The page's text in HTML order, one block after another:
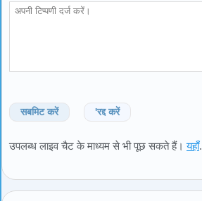
सबमिट करें 'रद्द करें
उपलब्ध लाइव चैट के माध्यम से भी पूछ सकते हैं।यहाँ.